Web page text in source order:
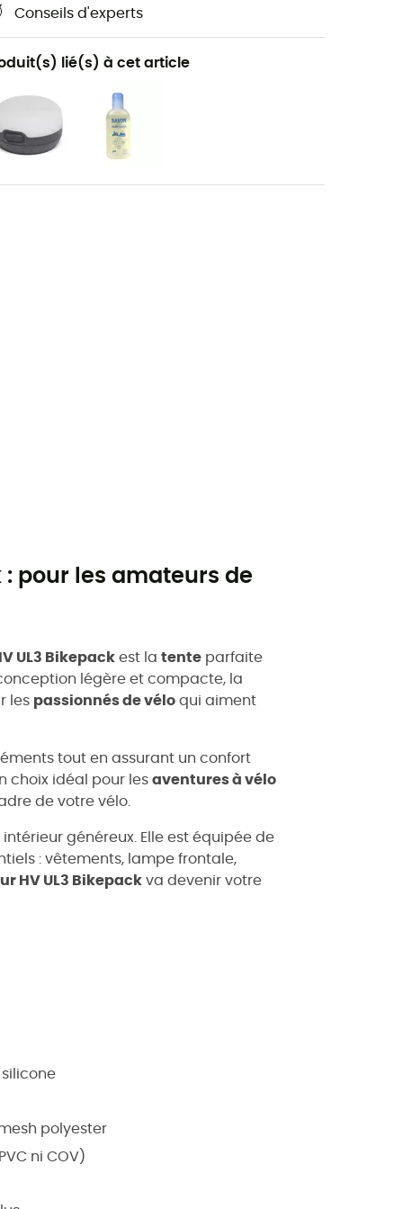
Conseils d'experts
lié(s) à cet article
: pour les amateurs de
UL3 Bikepack est la tente parfaite
légère et compacte, la
les passionnés de vélo qui aiment
tout en assurant un confort
choix idéal pour les aventures à vélo
de votre vélo.
généreux. Elle est équipée de
: vêtements, lampe frontale,
HV UL3 Bikepack va devenir votre
polyester
ni COV)